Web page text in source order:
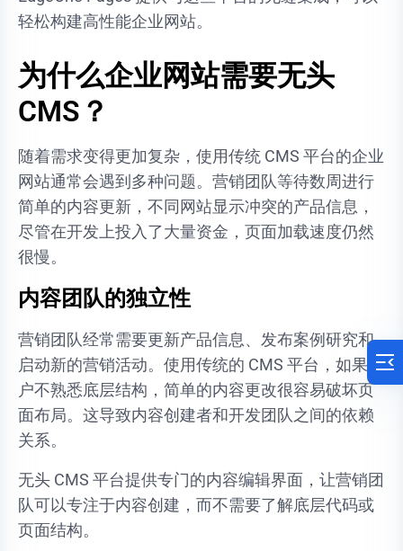
轻松构建高性能企业网站。
为什么企业网站需要无头
CMS？
随着需求变得更加复杂，使用传统 CMS 平台的企业
网站通常会遇到多种问题。营销团队等待数周进行
简单的内容更新，不同网站显示冲突的产品信息，
尽管在开发上投入了大量资金，页面加载速度仍然
很慢。
内容团队的独立性
营销团队经常需要更新产品信息、发布案例研究和
启动新的营销活动。使用传统的 CMS 平台，如果用
户不熟悉底层结构，简单的内容更改很容易破坏页
面布局。这导致内容创建者和开发团队之间的依赖
关系。
无头 CMS 平台提供专门的内容编辑界面，让营销团
队可以专注于内容创建，而不需要了解底层代码或
页面结构。